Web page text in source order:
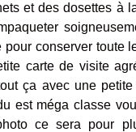
et des dosettes à
conserver toute
carte de visite
ça avec une
est méga classe
ce sera pour